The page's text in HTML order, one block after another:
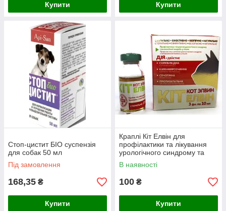
Купити Купити
Стоп-цистит БІО суспензія
для собак 50 мл
Під замовлення
168,35 ₴
Купити
Краплі Кіт Елвін для
профілактики та лікування
урологічного синдрому та
сечокам'яної хвороби кішок
10 мл
В наявності
100 ₴
Купити